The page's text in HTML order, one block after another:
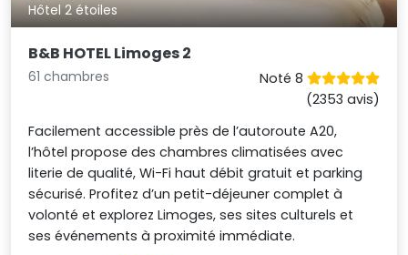
Hôtel 2 étoiles
B&B HOTEL Limoges 2
61 chambres
Noté 8
(2353 avis)
Facilement accessible près de l’autoroute A20,
l’hôtel propose des chambres climatisées avec
literie de qualité, Wi-Fi haut débit gratuit et parking
sécurisé. Profitez d’un petit-déjeuner complet à
volonté et explorez Limoges, ses sites culturels et
ses événements à proximité immédiate.